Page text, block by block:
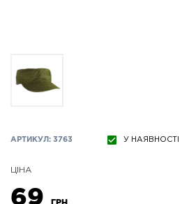
АРТИКУЛ: 3763 У НАЯВНОСТІ
ЦІНА
69